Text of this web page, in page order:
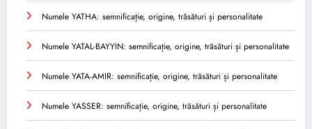
Numele YATHA: semnificație, origine, trăsături și personalitate
Numele YATAL-BAYYIN: semnificație, origine, trăsături și personalitate
Numele YATA-AMIR: semnificație, origine, trăsături și personalitate
Numele YASSER: semnificație, origine, trăsături și personalitate